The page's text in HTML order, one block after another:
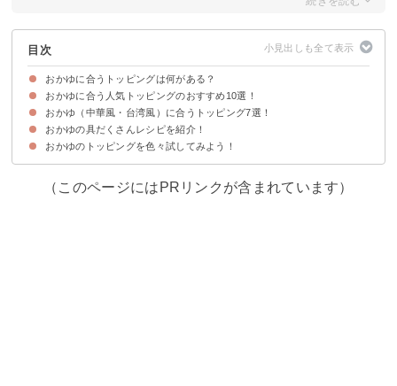
目次
おかゆに合うトッピングは何がある？
おかゆに合う人気トッピングのおすすめ10選！
①味噌と卵｜卵味噌の優しい味わいのおかゆ
②もずくと卵｜もずくと卵のおかゆ
③出汁餡｜体が温まるあんかけのおかゆ
④しらすと味噌｜しらすの味噌がゆ
⑤水菜と鶏肉｜水菜とチキンのサラダがゆ
⑥じゃがいもとミックスビーンズ｜じゃがいもとミックスビーンズのチャウ
ダーがゆ
⑦もやしとほうれん草とコチュジャン｜ナムルとコチュジャンの韓国風がゆ
⑧生ハム｜生ハムの洋風おかゆ
⑨豚肉｜豚肉のエスニックがゆ
⑩コンテチーズとセロリ｜コンテチーズとセロリのイタリア風おかゆ
おかゆ（中華風・台湾風）に合うトッピング7選！
①牛肉とピータンと油揚げ｜牛肉とピータンのおかゆ
②鶏もも肉｜鶏だしのおかゆ
③干しエビとピータン、ザーサイなど｜トッピングたくさんの中華風おかゆ
④焼き鳥缶とザーサイ、ねぎなど｜焼き鳥缶を使って簡単中華がゆ
⑤茹で豚｜茹で豚の中華粥
⑥しいたけやしめじなどのきのこ｜きのこの中華がゆ
⑦鶏手羽元｜手羽元の本格中華がゆ
おかゆの具だくさんレシピを紹介！
おかゆのトッピングを色々試してみよう！
（このページにはPRリンクが含まれています）